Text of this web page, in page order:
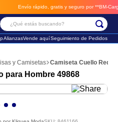
Envío rápido, gratis y seguro por **BM-Cargo**
¿Qué estás buscando?
AlianzasVende aquíSeguimiento de Pedidos
y Camisetas Camiseta Cuello
para Hombre 49868